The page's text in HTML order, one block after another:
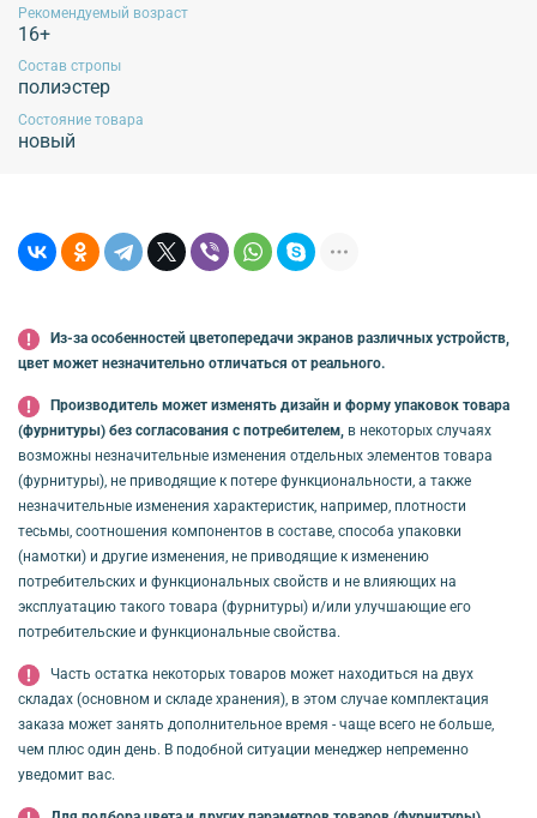
Рекомендуемый возраст
16+
Состав стропы
полиэстер
Состояние товара
новый
Из-за особенностей цветопередачи экранов различных устройств,
цвет может незначительно отличаться от реального.
Производитель может изменять дизайн и форму упаковок товара
(фурнитуры) без согласования с потребителем, в некоторых случаях
возможны незначительные изменения отдельных элементов товара
(фурнитуры), не приводящие к потере функциональности, а также
незначительные изменения характеристик, например, плотности
тесьмы, соотношения компонентов в составе, способа упаковки
(намотки) и другие изменения, не приводящие к изменению
потребительских и функциональных свойств и не влияющих на
эксплуатацию такого товара (фурнитуры) и/или улучшающие его
потребительские и функциональные свойства.
Часть остатка некоторых товаров может находиться на двух
складах (основном и складе хранения), в этом случае комплектация
заказа может занять дополнительное время - чаще всего не больше,
чем плюс один день. В подобной ситуации менеджер непременно
уведомит вас.